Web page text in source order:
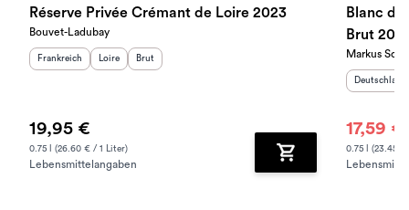
Réserve Privée Crémant de Loire 2023
Bouvet-Ladubay
Herkunftsland
Frankreich Herkunftsregion
Loire Geschmack
Brut
19,95 €
0.75 l (26.60 € / 1 Liter)
Lebensmittelangaben Zum Warenkorb
Blanc
Brut 2021
Markus
Deutschland
17,59 €
0.75 l (23.45 €